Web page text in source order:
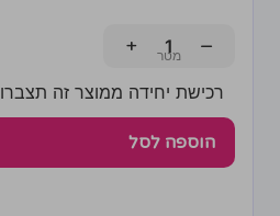
−
+
רכישת יחידה ממוצר זה תצברו 3 נקודות!
הוספה לסל